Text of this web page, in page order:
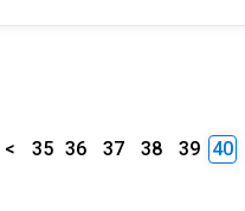
< 35 36 37 38 39 40